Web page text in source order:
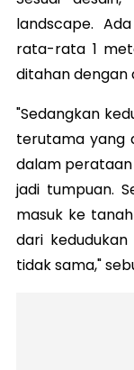
landscape.
rata-rata 1
ditahan dengan
"Sedangkan
terutama yang
dalam
jadi tumpuan.
masuk ke
dari
tidak sama,"